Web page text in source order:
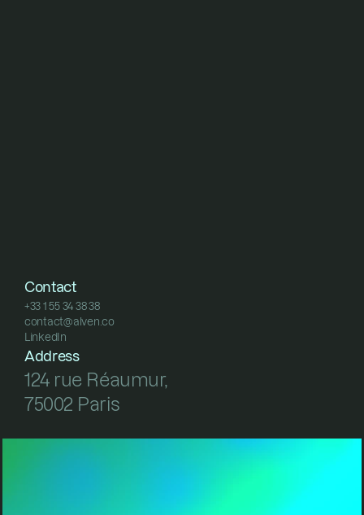
Contact
+33 1 55 34 38 38
+33 1 55 34 38 38
contact@alven.co
contact@alven.co
LinkedIn
LinkedIn
Address
124 rue Réaumur,
75002 Paris